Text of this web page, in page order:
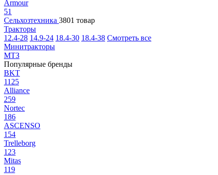
Armour
51
Сельхозтехника 3801 товар
Тракторы
12.4-28 14.9-24 18.4-30 18.4-38 Смотреть все
Минитракторы
МТЗ
Популярные бренды
BKT
1125
Alliance
259
Nortec
186
ASCENSO
154
Trelleborg
123
Mitas
119